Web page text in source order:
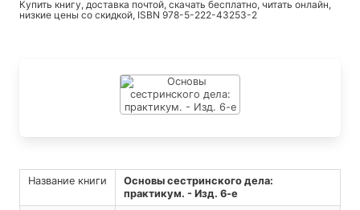
Купить книгу, доставка почтой, скачать бесплатно, читать онлайн,
низкие цены со скидкой, ISBN 978-5-222-43253-2
Название книги
Основы сестринского дела:
практикум. - Изд. 6-е